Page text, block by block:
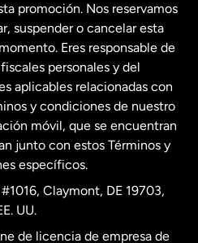
promoción. Nos reservamos
suspender o cancelar esta
Eres responsable de
personales y del
aplicables relacionadas con
y condiciones de nuestro
móvil, que se encuentran
junto con estos Términos y
específicos.
Claymont, DE 19703,
UU.
de licencia de empresa de